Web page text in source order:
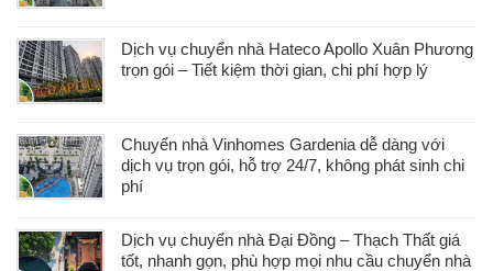
Dịch vụ chuyển nhà Hateco Apollo Xuân Phương
trọn gói – Tiết kiệm thời gian, chi phí hợp lý
Chuyển nhà Vinhomes Gardenia dễ dàng với
dịch vụ trọn gói, hỗ trợ 24/7, không phát sinh chi
phí
Dịch vụ chuyển nhà Đại Đồng – Thạch Thất giá
tốt, nhanh gọn, phù hợp mọi nhu cầu chuyển nhà